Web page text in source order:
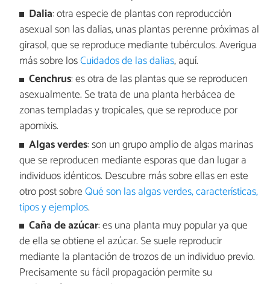
Dalia: otra especie de plantas con reproducción
asexual son las dalias, unas plantas perenne próximas al
girasol, que se reproduce mediante tubérculos. Averigua
más sobre losCuidados de las dalias, aquí.
Cenchrus: es otra de las plantas que se reproducen
asexualmente. Se trata de una planta herbácea de
zonas templadas y tropicales, que se reproduce por
apomixis.
Algas verdes: son un grupo amplio de algas marinas
que se reproducen mediante esporas que dan lugar a
individuos idénticos. Descubre más sobre ellas en este
otro post sobreQué son las algas verdes, características,
tipos y ejemplos.
Caña de azúcar: es una planta muy popular ya que
de ella se obtiene el azúcar. Se suele reproducir
mediante la plantación de trozos de un individuo previo.
Precisamente su fácil propagación permite su